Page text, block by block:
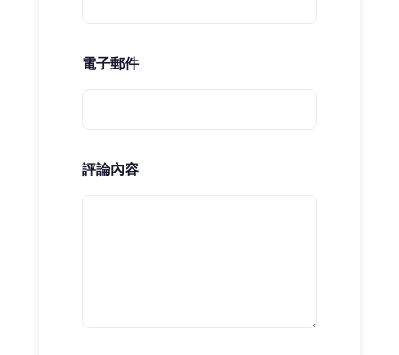
電子郵件
評論內容